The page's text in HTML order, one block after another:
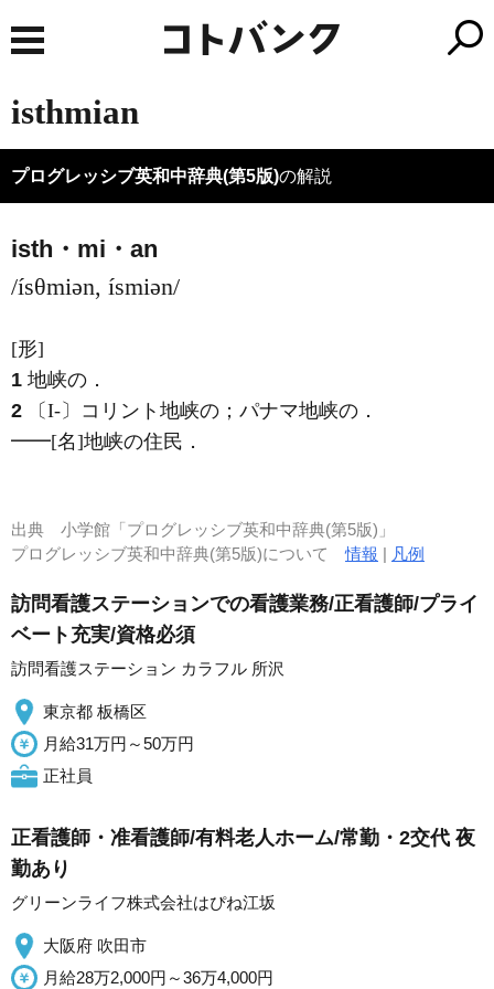
isthmian
プログレッシブ英和中辞典(第5版)の解説
isth・mi・an
/ísθmiən, ísmiən/
[形]
1 地峡の ．
2 〔I-〕コリント地峡の；パナマ地峡の ．
━━[名]地峡の住民 ．
出典 小学館「プログレッシブ英和中辞典(第5版)」
プログレッシブ英和中辞典(第5版)について情報 | 凡例
訪問看護ステーションでの看護業務/正看護師/プライ
ベート充実/資格必須
訪問看護ステーション カラフル 所沢
東京都 板橋区
月給31万円～50万円
正社員
正看護師・准看護師/有料老人ホーム/常勤・2交代 夜
勤あり
グリーンライフ株式会社はぴね江坂
大阪府 吹田市
月給28万2,000円～36万4,000円